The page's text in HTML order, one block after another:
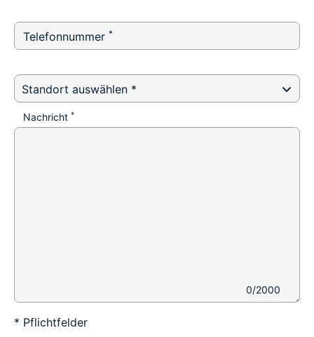
Telefonnummer *
Standort auswählen *
Nachricht *
0/2000
* Pflichtfelder